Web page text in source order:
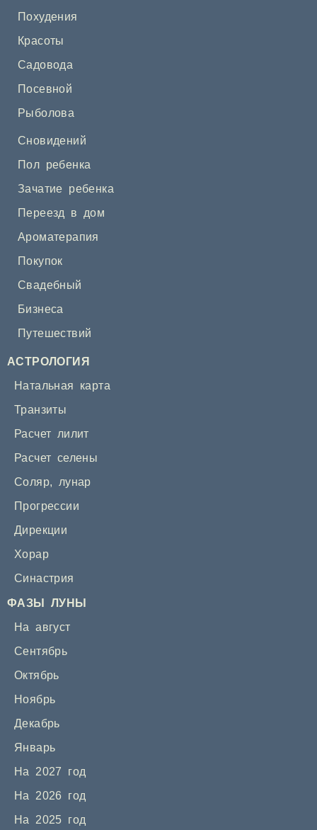
Похудения
Красоты
Садовода
Посевной
Рыболова
Сновидений
Пол ребенка
Зачатие ребенка
Переезд в дом
Ароматерапия
Покупок
Свадебный
Бизнеса
Путешествий
АСТРОЛОГИЯ
Натальная карта
Транзиты
Расчет лилит
Расчет селены
Соляр, лунар
Прогрессии
Дирекции
Хорар
Синастрия
ФАЗЫ ЛУНЫ
На август
Сентябрь
Октябрь
Ноябрь
Декабрь
Январь
На 2027 год
На 2026 год
На 2025 год